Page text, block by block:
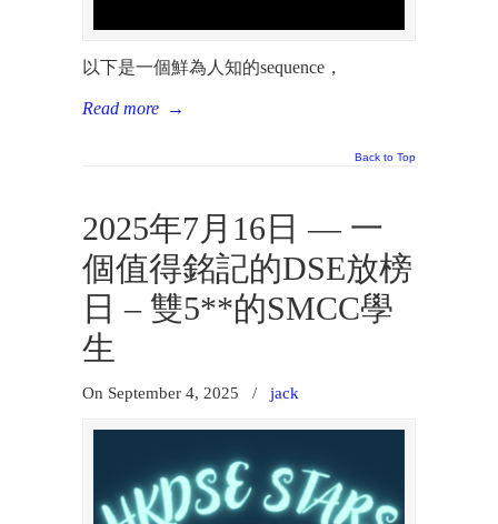
以下是一個鮮為人知的sequence，
Read more →
Back to Top
2025年7月16日 — 一
個值得銘記的DSE放榜
日 – 雙5**的SMCC學
生
On September 4, 2025 / jack